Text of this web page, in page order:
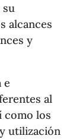
alcances
y
e
al
como los
utilización